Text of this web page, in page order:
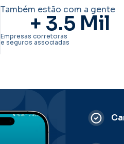
Também estão com a gente
+ 3.5 Mil
Empresas corretoras
e seguros associadas